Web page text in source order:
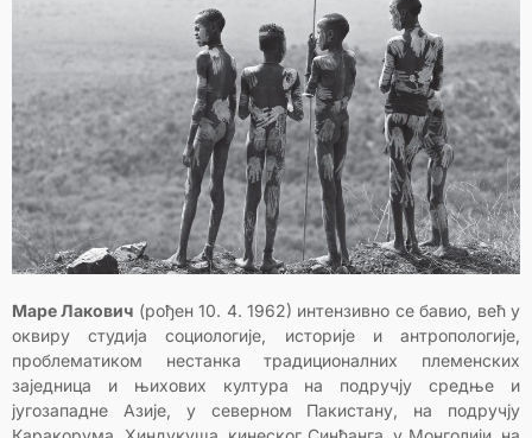
Маре Лакович (рођен 10. 4. 1962) интензивно се бавио, већ у
оквиру студија социологије, историје и антропологије,
проблематиком нестанка традиционалних племенских
заједница и њихових култура на подручју средње и
југозападне Азије, у северном Пакистану, на подручју